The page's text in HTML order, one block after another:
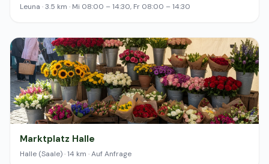
Leuna · 3.5 km · Mi 08:00 – 14:30, Fr 08:00 – 14:30
Marktplatz Halle
Halle (Saale) · 14 km · Auf Anfrage